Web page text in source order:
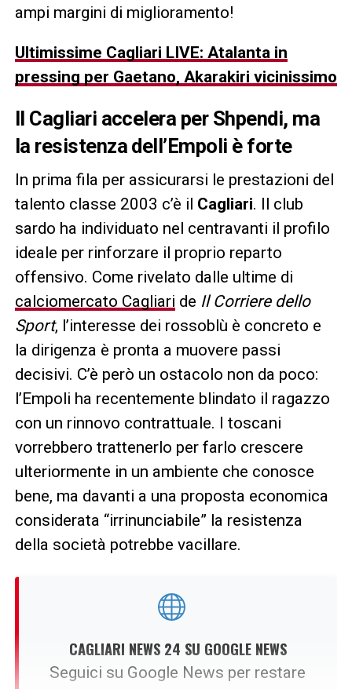
ampi margini di miglioramento!
Ultimissime Cagliari LIVE: Atalanta in
pressing per Gaetano, Akarakiri vicinissimo
Il Cagliari accelera per Shpendi, ma
la resistenza dell’Empoli è forte
In prima fila per assicurarsi le prestazioni del
talento classe 2003 c’è il Cagliari. Il club
sardo ha individuato nel centravanti il profilo
ideale per rinforzare il proprio reparto
offensivo. Come rivelato dalle ultime di
calciomercato Cagliari de Il Corriere dello
Sport, l’interesse dei rossoblù è concreto e
la dirigenza è pronta a muovere passi
decisivi. C’è però un ostacolo non da poco:
l’Empoli ha recentemente blindato il ragazzo
con un rinnovo contrattuale. I toscani
vorrebbero trattenerlo per farlo crescere
ulteriormente in un ambiente che conosce
bene, ma davanti a una proposta economica
considerata “irrinunciabile” la resistenza
della società potrebbe vacillare.
CAGLIARI NEWS 24 SU GOOGLE NEWS
Seguici su Google News per restare